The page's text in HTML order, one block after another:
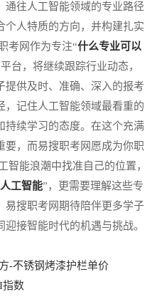
通往人工智能领域的专业路径
个人特质的方向，并构建扎实
考网作为专注“什么专业可以
台，将继续跟踪行业动态，
提供及时、准确、深入的报考
，记住人工智能领域最看重的
持续学习的态度。在这个充满
要，而易搜职考网愿成为你职
智能浪潮中找准自己的位置，
工智能”，更需要理解这些专
易搜职考网期待陪伴更多学子
接智能时代的机遇与挑战。
-不锈钢烤漆护栏单价
指数